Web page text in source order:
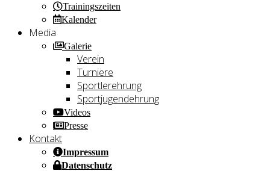
Trainingszeiten
Kalender
Media
Galerie
Verein
Turniere
Sportlerehrung
Sportjugendehrung
Videos
Presse
Kontakt
Impressum
Datenschutz